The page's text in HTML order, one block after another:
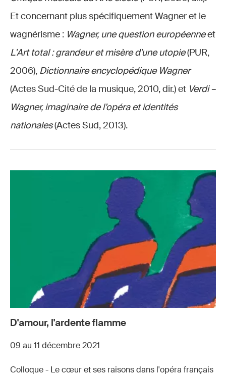
Et concernant plus spécifiquement Wagner et le
wagnérisme : Wagner, une question européenneet
L'Art total : grandeur et misère d'une utopie(PUR,
2006), Dictionnaire encyclopédique Wagner
(Actes Sud-Cité de la musique, 2010, dir.) et Verdi –
Wagner, imaginaire de l’opéra et identités
nationales(Actes Sud, 2013).
D'amour, l'ardente flamme
09 au 11 décembre 2021
Colloque - Le cœur et ses raisons dans l'opéra français